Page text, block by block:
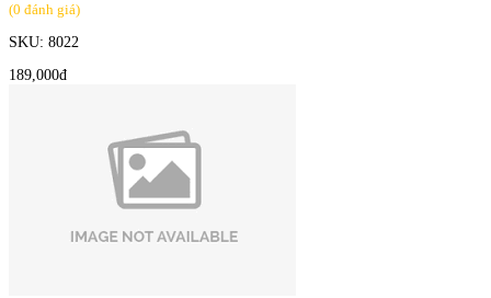
(0 đánh giá)
SKU: 8022
189,000đ